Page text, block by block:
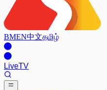
BMEN中文தமிழ்
LiveTV